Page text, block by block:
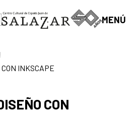
MENÚ
INKSCAPE
CON